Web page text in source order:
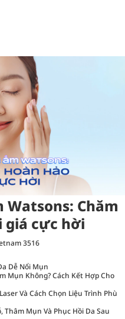
Chăm
giá cực hời
3516
Dễ Nổi Mụn
Mụn Không? Cách Kết Hợp Cho
Và Cách Chọn Liệu Trình Phù
Thâm Mụn Và Phục Hồi Da Sau